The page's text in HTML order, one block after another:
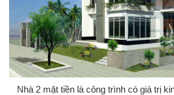
Nhà 2 mặt tiền là công trình có giá trị